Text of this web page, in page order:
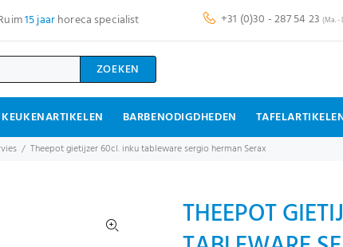
15 jaarhoreca specialist +31 (0)30 - 287 54 23 (Ma. -
ZOEKEN
KEUKENARTIKELEN BARBENODIGDHEDEN
Theepot gietijzer 60cl. inku tableware sergio herman Serax
THEEPOT